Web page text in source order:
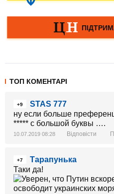
ТОП КОМЕНТАРІ
+9
STAS 777
ну если больше
***** с большой буквы ….
10.07.2019 08:28 Відповісти
+7
Тарапунька
Таки да!